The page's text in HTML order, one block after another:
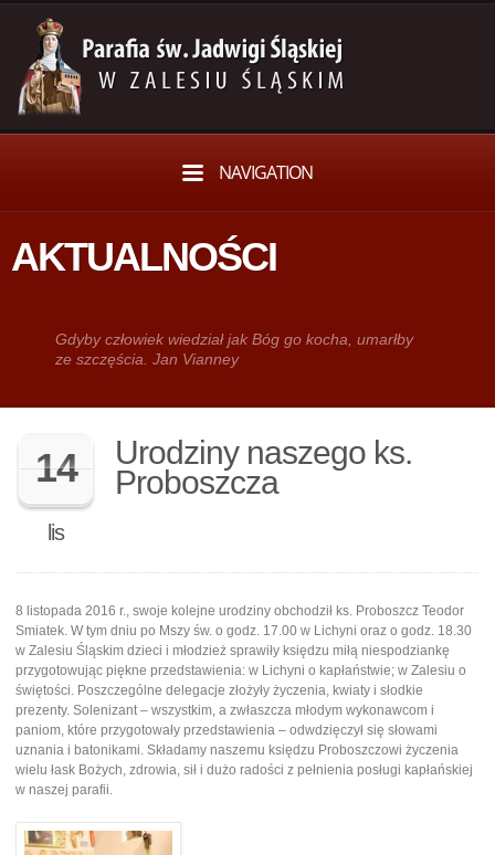
NAVIGATION
AKTUALNOŚCI
Gdy­by człowiek wie­dział jak Bóg go kocha, umarłby
ze szczęścia. Jan Vianney
14
lis
Urodziny naszego ks.
Proboszcza
8 listopada 2016 r., swoje kolejne urodziny obchodził ks. Proboszcz Teodor
Smiatek. W tym dniu po Mszy św. o godz. 17.00 w Lichyni oraz o godz. 18.30
w Zalesiu Śląskim dzieci i młodzież sprawiły księdzu miłą niespodziankę
przygotowując piękne przedstawienia: w Lichyni o kapłaństwie; w Zalesiu o
świętości. Poszczególne delegacje złożyły życzenia, kwiaty i słodkie
prezenty. Solenizant – wszystkim, a zwłaszcza młodym wykonawcom i
paniom, które przygotowały przedstawienia – odwdzięczył się słowami
uznania i batonikami. Składamy naszemu księdzu Proboszczowi życzenia
wielu łask Bożych, zdrowia, sił i dużo radości z pełnienia posługi kapłańskiej
w naszej parafii.